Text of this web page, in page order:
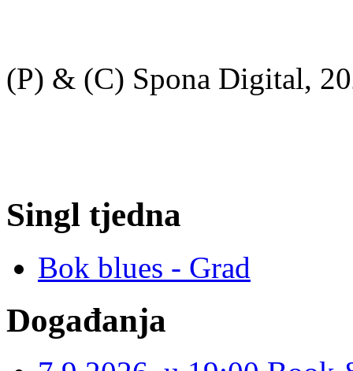
(P) & (C) Spona Digital,
Singl tjedna
Bok blues - Grad
Događanja